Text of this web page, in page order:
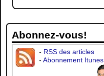
Abonnez-vous!
- RSS des articles
-Abonnement Itunes